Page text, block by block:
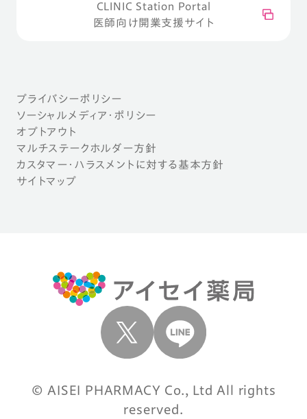
CLINIC Station Portal
医師向け開業支援サイト
プライバシーポリシー
ソーシャルメディア・ポリシー
オプトアウト
マルチステークホルダー方針
カスタマー・ハラスメントに対する基本方針
サイトマップ
© AISEI PHARMACY Co., Ltd All rights
reserved.